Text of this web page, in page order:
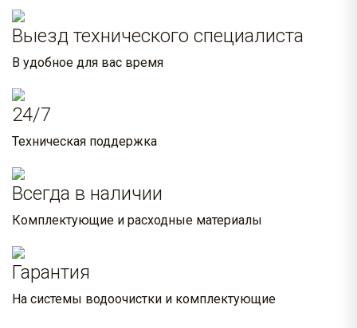
Выезд технического специалиста
В удобное для вас время
24/7
Техническая поддержка
Всегда в наличии
Комплектующие и расходные материалы
Гарантия
На системы водоочистки и комплектующие